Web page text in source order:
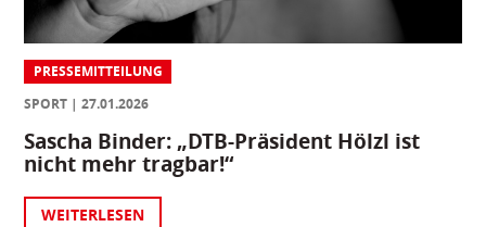
PRESSEMITTEILUNG
SPORT
27.01.2026
Sascha Binder: „DTB-Präsident Hölzl ist
nicht mehr tragbar!“
WEITERLESEN